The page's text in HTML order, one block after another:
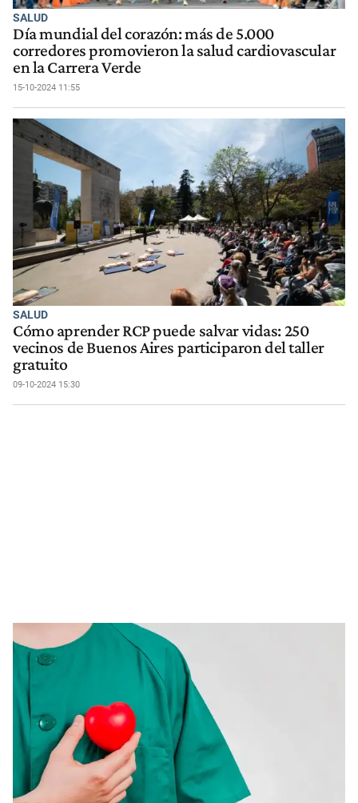
SALUD
Día mundial del corazón: más de 5.000
corredores promovieron la salud cardiovascular
en la Carrera Verde
15-10-2024 11:55
SALUD
Cómo aprender RCP puede salvar vidas: 250
vecinos de Buenos Aires participaron del taller
gratuito
09-10-2024 15:30